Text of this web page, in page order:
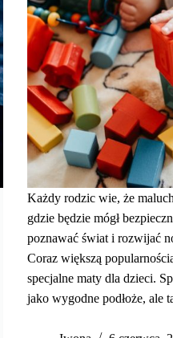
Każdy rodzic wie, że
gdzie będzie mógł
poznawać świat i rozwijać
Coraz większą
specjalne maty dla dzieci.
jako wygodne podłoże, ale